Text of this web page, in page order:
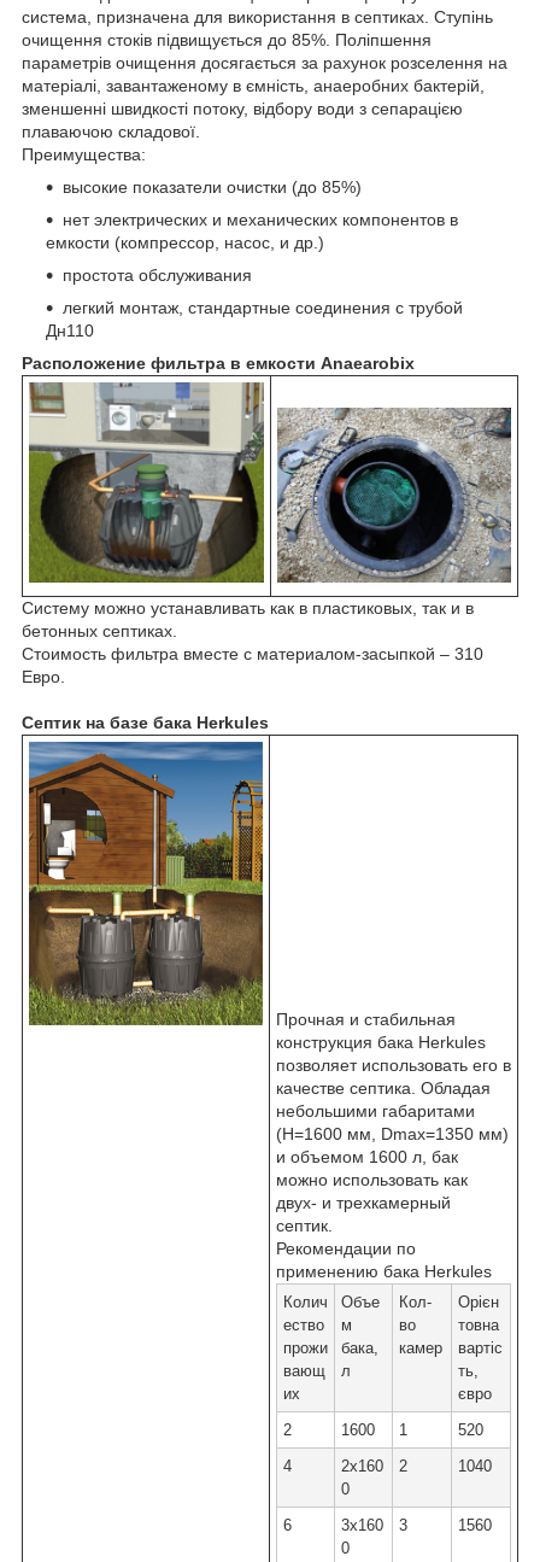
система, призначена для використання в септиках. Ступінь
очищення стоків підвищується до 85%. Поліпшення
параметрів очищення досягається за рахунок розселення на
матеріалі, завантаженому в ємність, анаеробних бактерій,
зменшенні швидкості потоку, відбору води з сепарацією
плаваючою складової.
Преимущества:
высокие показатели очистки (до 85%)
нет электрических и механических компонентов в
емкoсти (компрессор, насос, и др.)
простота обслуживания
легкий монтаж, стандартные соединения с трубой
Дн110
Расположение фильтра в емкости Anaearobix
Систему можно устанавливать как в пластиковых, так и в
бетонных септиках.
Стоимость фильтра вместе с материалом-засыпкой – 310
Евро.
Септик на базе бака Herkules
Прочная и стабильная
конструкция бака Herkules
позволяет использовать его в
качестве септика. Обладая
небольшими габаритами
(H=1600 мм, Dmax=1350 мм)
и объемом 1600 л, бак
можно использовать как
двух- и трехкамерный
септик.
Рекомендации по
применению бака Herkules
Колич
ество
прожи
вающ
их
Объе
м
бака,
л
Кол-
во
камер
Орієн
товна
вартіс
ть,
євро
2
1600 1
520
4
2x160
0
2 1040
6
3x160
0
3 1560